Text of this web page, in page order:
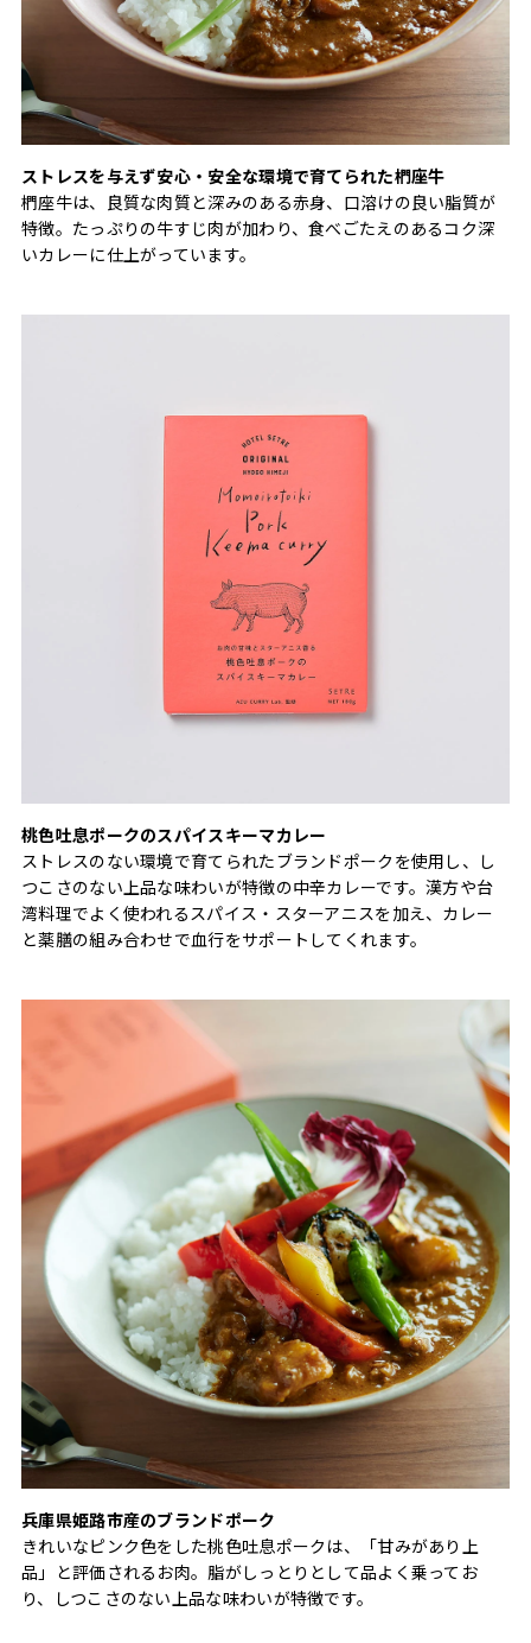
ストレスを与えず安心・安全な環境で育てられた椚座牛
椚座牛は、良質な肉質と深みのある赤身、口溶けの良い脂質が
特徴。たっぷりの牛すじ肉が加わり、食べごたえのあるコク深
いカレーに仕上がっています。
桃色吐息ポークのスパイスキーマカレー
ストレスのない環境で育てられたブランドポークを使用し、し
つこさのない上品な味わいが特徴の中辛カレーです。漢方や台
湾料理でよく使われるスパイス・スターアニスを加え、カレー
と薬膳の組み合わせで血行をサポートしてくれます。
兵庫県姫路市産のブランドポーク
きれいなピンク色をした桃色吐息ポークは、「甘みがあり上
品」と評価されるお肉。脂がしっとりとして品よく乗ってお
り、しつこさのない上品な味わいが特徴です。